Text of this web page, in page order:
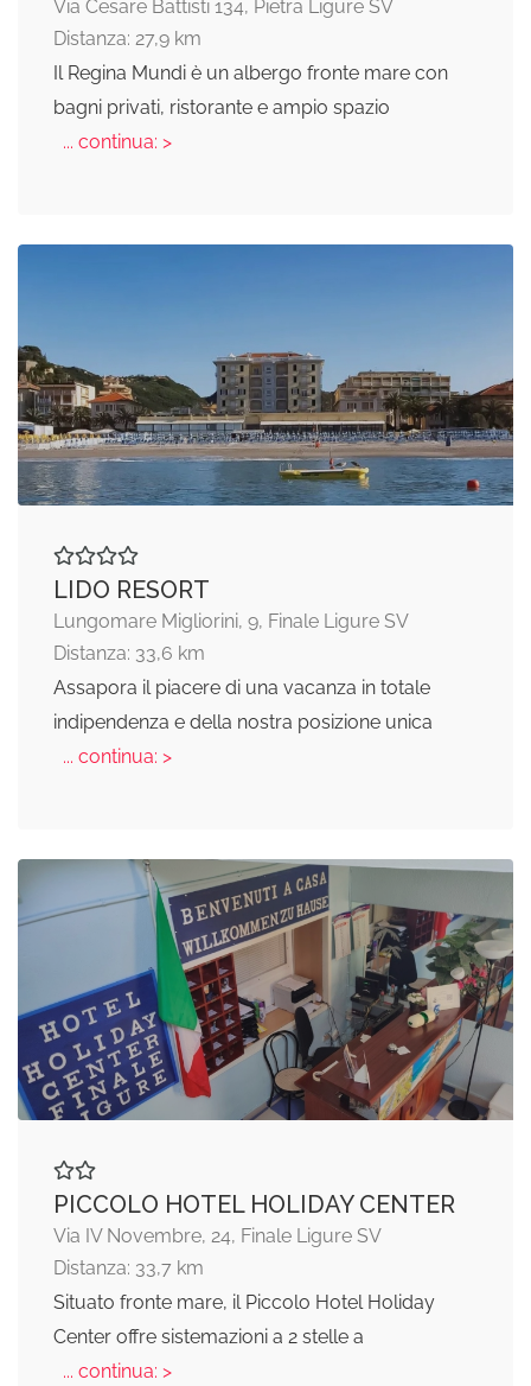
Via Cesare Battisti 134, Pietra Ligure SV
Distanza: 27,9 km
Il Regina Mundi è un albergo fronte mare con
bagni privati, ristorante e ampio spazio
... continua: >
LIDO RESORT
Lungomare Migliorini, 9, Finale Ligure SV
Distanza: 33,6 km
Assapora il piacere di una vacanza in totale
indipendenza e della nostra posizione unica
... continua: >
PICCOLO HOTEL HOLIDAY CENTER
Via IV Novembre, 24, Finale Ligure SV
Distanza: 33,7 km
Situato fronte mare, il Piccolo Hotel Holiday
Center offre sistemazioni a 2 stelle a
... continua: >